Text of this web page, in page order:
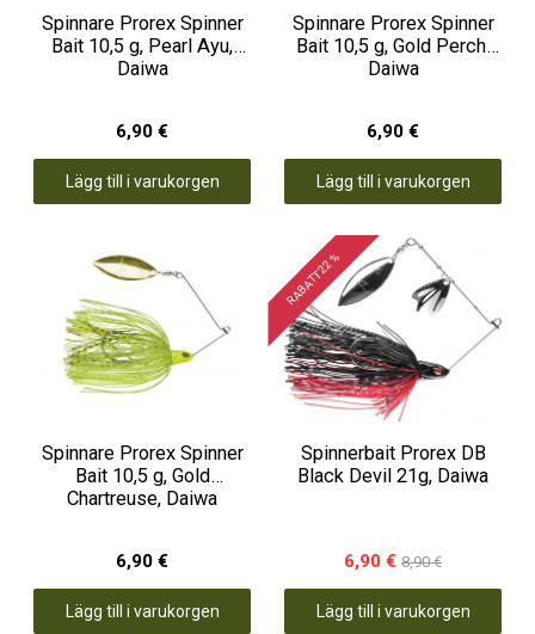
Spinnare Prorex Spinner
Bait 10,5 g, Pearl Ayu,
Daiwa
6,90 €
Lägg till i varukorgen
Spinnare Prorex Spinner
Bait 10,5 g, Gold Perch,
Daiwa
6,90 €
Lägg till i varukorgen
Spinnare Prorex Spinner
Bait 10,5 g, Gold
Chartreuse, Daiwa
6,90 €
Lägg till i varukorgen
RABATT 22 %
Spinnerbait Prorex DB
Black Devil 21g, Daiwa
6,90 € 8,90 €
Lägg till i varukorgen